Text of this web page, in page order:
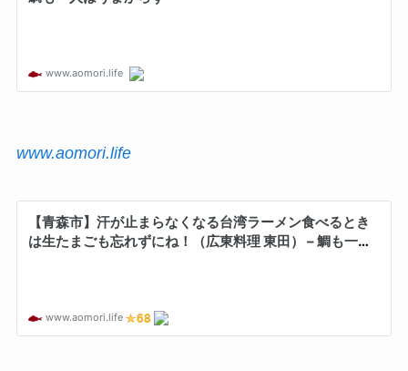
www.aomori.life